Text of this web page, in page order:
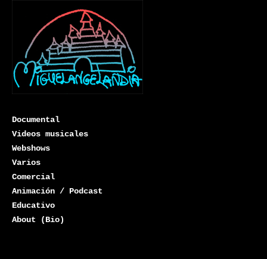
Miguelangelandia
Documental
Videos musicales
Webshows
Varios
Comercial
Animación / Podcast
Educativo
About (Bio)